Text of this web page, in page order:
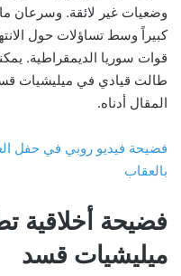
وضعيات غير لائقة. وسرعان
كبيراً وسط تساؤلات حول
قوات سوريا الديمقراطية.
طالت قيادي في ميليشيات
المقال أدناه.
فضيحة فيديو روبي في حفل
بالعقاب
فضيحة أخلاقية
ميليشيات قسد